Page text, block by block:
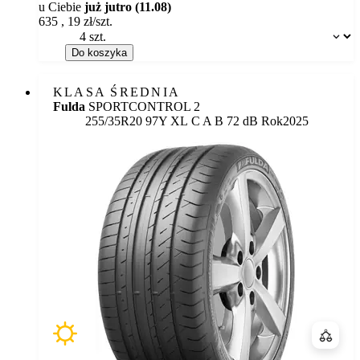
Dostępność:
u Ciebie już jutro (11.08)
635 , 19 zł/szt.
Do koszyka
KLASA ŚREDNIA
Fulda SPORTCONTROL 2
255/35R20 97Y XL Etykieta:
C A B 72 dB Rok2025